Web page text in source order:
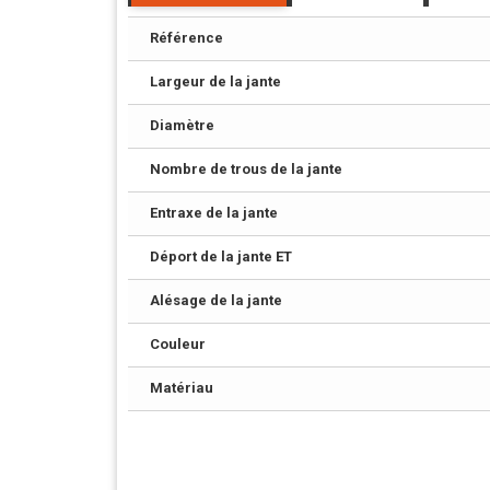
Référence
Largeur de la jante
Diamètre
Nombre de trous de la jante
Entraxe de la jante
Déport de la jante ET
Alésage de la jante
Couleur
Matériau